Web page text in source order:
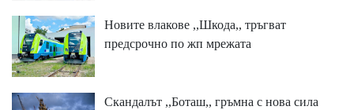
Новите влакове ,,Шкода,, тръгват
предсрочно по жп мрежата
Скандалът ,,Боташ,, гръмна с нова сила